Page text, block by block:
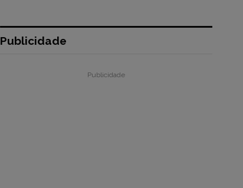
Publicidade
Publicidade